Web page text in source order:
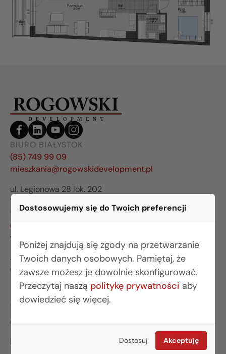
Dostosowujemy się do Twoich preferencji
Poniżej znajdują się zgody na przetwarzanie
Twoich danych osobowych. Pamiętaj, że
zawsze możesz je dowolnie skonfigurować.
Przeczytaj naszą politykę prywatności aby
dowiedzieć się więcej.
Dostosuj Akceptuję
BIURO BIAŁYSTOK
(85) 749 99 09
mieszkania@rogowskidevelopment.pl
ul. Legionowa 28 lok. 202
15-281 Białystok
BIURO WARSZAWA
(22) 642 03 55
warszawa@rogowskidevelopment.pl
al. Wilanowska 67E lok. U5
02-765 Warszawa
INFORMACJE
O nas
Finansowanie